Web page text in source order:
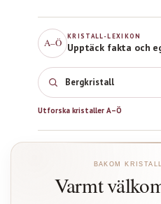
A–Ö
KRISTALL-LEXIKON
Upptäck fakta och
Bergkristall
Utforska kristaller A–Ö
BAKOM
Varmt